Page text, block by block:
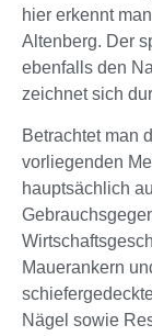
hier erkennt
Altenberg. Der
ebenfalls den
zeichnet sich
Betrachtet man
vorliegenden
hauptsächlich
Mauerankern
Nägel sowie